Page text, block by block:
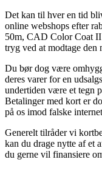
Det kan til hver en tid
online webshops efter
50m, CAD Color Coat II
tryg ved at modtage den
Du bør dog være
deres varer for en
undertiden være et tegn
Betalinger med kort er
på os imod falske
Generelt tilråder vi
kan du drage nytte af
du gerne vil finansiere